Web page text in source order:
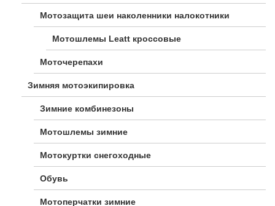
Мотозащита шеи наколенники налокотники
Мотошлемы Leatt кроссовые
Моточерепахи
Зимняя мотоэкипировка
Зимние комбинезоны
Мотошлемы зимние
Мотокуртки снегоходные
Обувь
Мотоперчатки зимние